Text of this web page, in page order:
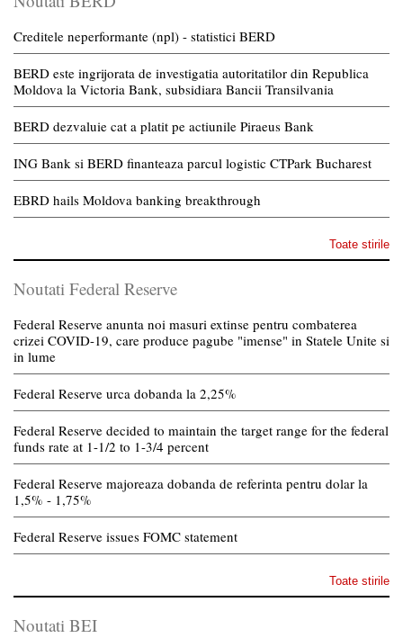
Creditele neperformante (npl) - statistici BERD
BERD este ingrijorata de investigatia autoritatilor din Republica
Moldova la Victoria Bank, subsidiara Bancii Transilvania
BERD dezvaluie cat a platit pe actiunile Piraeus Bank
ING Bank si BERD finanteaza parcul logistic CTPark Bucharest
EBRD hails Moldova banking breakthrough
Toate stirile
Noutati Federal Reserve
Federal Reserve anunta noi masuri extinse pentru combaterea
crizei COVID-19, care produce pagube "imense" in Statele Unite si
in lume
Federal Reserve urca dobanda la 2,25%
Federal Reserve decided to maintain the target range for the federal
funds rate at 1-1/2 to 1-3/4 percent
Federal Reserve majoreaza dobanda de referinta pentru dolar la
1,5% - 1,75%
Federal Reserve issues FOMC statement
Toate stirile
Noutati BEI